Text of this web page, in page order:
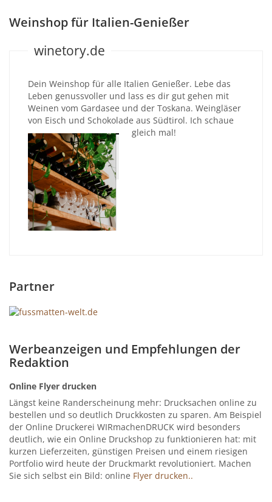
Weinshop für Italien-Genießer
winetory.de
Dein Weinshop für alle Italien Genießer. Lebe das
Leben genussvoller und lass es dir gut gehen mit
Weinen vom Gardasee und der Toskana. Weingläser
von Eisch und Schokolade aus Südtirol. Ich schaue
gleich mal!
Partner
Werbeanzeigen und Empfehlungen der
Redaktion
Online Flyer drucken
Längst keine Randerscheinung mehr: Drucksachen online zu
bestellen und so deutlich Druckkosten zu sparen. Am Beispiel
der Online Druckerei WIRmachenDRUCK wird besonders
deutlich, wie ein Online Druckshop zu funktionieren hat: mit
kurzen Lieferzeiten, günstigen Preisen und einem riesigen
Portfolio wird heute der Druckmarkt revolutioniert. Machen
Sie sich selbst ein Bild: online Flyer drucken..